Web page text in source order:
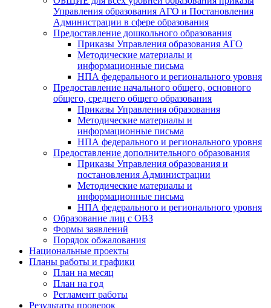
Управления образования АГО и Постановления
Администрации в сфере образования
Предоставление дошкольного образования
Приказы Управления образования АГО
Методические материалы и
информационные письма
НПА федерального и регионального уровня
Предоставление начального общего, основного
общего, среднего общего образования
Приказы Управления образования
Методические материалы и
информационные письма
НПА федерального и регионального уровня
Предоставление дополнительного образования
Приказы Управления образования и
постановления Администрации
Методические материалы и
информационные письма
НПА федерального и регионального уровня
Образование лиц с ОВЗ
Формы заявлений
Порядок обжалования
Национальные проекты
Планы работы и графики
План на месяц
План на год
Регламент работы
Результаты проверок